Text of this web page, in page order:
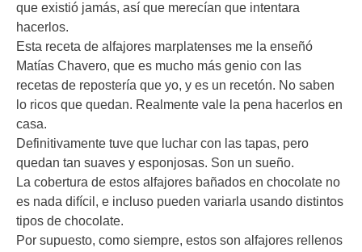
que existió jamás, así que merecían que intentara
hacerlos.
Esta receta de alfajores marplatenses me la enseñó
Matías Chavero, que es mucho más genio con las
recetas de repostería que yo, y es un recetón. No saben
lo ricos que quedan. Realmente vale la pena hacerlos en
casa.
Definitivamente tuve que luchar con las tapas, pero
quedan tan suaves y esponjosas. Son un sueño.
La cobertura de estos alfajores bañados en chocolate no
es nada difícil, e incluso pueden variarla usando distintos
tipos de chocolate.
Por supuesto, como siempre, estos son alfajores rellenos